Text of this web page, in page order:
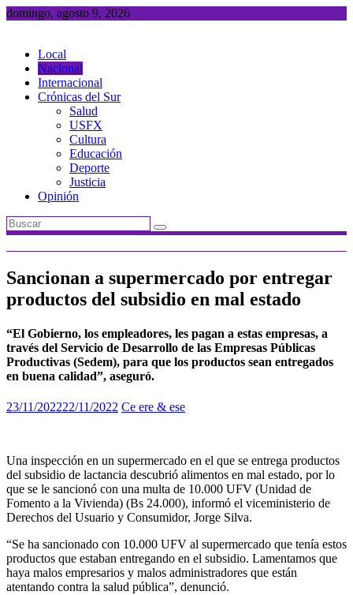
Saltar
domingo, agosto 9, 2026
Local
Nacional
Internacional
Crónicas del Sur
Salud
USFX
Cultura
Educación
Deporte
Justicia
Opinión
Sancionan a supermercado por entregar
productos del subsidio en mal estado
“El Gobierno, los empleadores, les pagan a estas empresas, a
través del Servicio de Desarrollo de las Empresas Públicas
Productivas (Sedem), para que los productos sean entregados
en buena calidad”, aseguró.
23/11/202222/11/2022 Ce ere & ese
Una inspección en un supermercado en el que se entrega productos
del subsidio de lactancia descubrió alimentos en mal estado, por lo
que se le sancionó con una multa de 10.000 UFV (Unidad de
Fomento a la Vivienda) (Bs 24.000), informó el viceministerio de
Derechos del Usuario y Consumidor, Jorge Silva.
“Se ha sancionado con 10.000 UFV al supermercado que tenía estos
productos que estaban entregando en el subsidio. Lamentamos que
haya malos empresarios y malos administradores que están
atentando contra la salud pública”, denunció.